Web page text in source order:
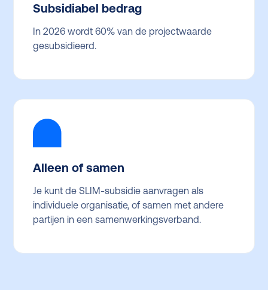
Subsidiabel bedrag
In 2026 wordt 60% van de projectwaarde
gesubsidieerd.
Alleen of samen
Je kunt de SLIM-subsidie aanvragen als
individuele organisatie, of samen met andere
partijen in een samenwerkingsverband.